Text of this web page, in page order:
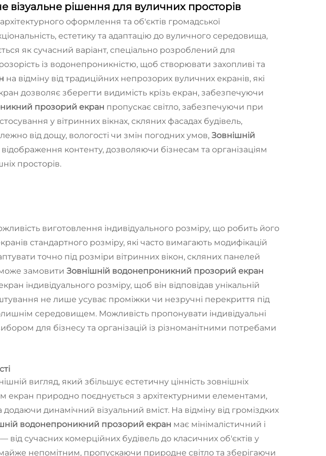
рішення для вуличних просторів
оформлення та об'єктів громадської
естетику та адаптацію до вуличного середовища,
як сучасний варіант, спеціально розроблений для
із водонепроникністю, щоб створювати захопливі та
на відміну від традиційних непрозорих вуличних екранів, які
дозволяє зберегти видимість крізь екран, забезпечуючи
прозорий екран пропускає світло, забезпечуючи при
у вітринних вікнах, скляних фасадах будівель,
від дощу, вологості чи змін погодних умов, Зовнішній
відображення контенту, дозволяючи бізнесам та організаціям
просторів.
виготовлення індивідуального розміру, що робить його
стандартного розміру, які часто вимагають модифікацій
точно під розміри вітринних вікон, скляних панелей
замовити Зовнішній водонепроникний прозорий екран
індивідуального розміру, щоб він відповідав унікальній
не лише усуває проміжки чи незручні перекриття під
середовищем. Можливість пропонувати індивідуальні
для бізнесу та організацій із різноманітними потребами
вигляд, який збільшує естетичну цінність зовнішніх
екран природно поєднується з архітектурними елементами,
динамічний візуальний вміст. На відміну від громіздких
водонепроникний прозорий екран має мінімалістичний і
сучасних комерційних будівель до класичних об'єктів у
непомітним, пропускаючи природне світло та зберігаючи